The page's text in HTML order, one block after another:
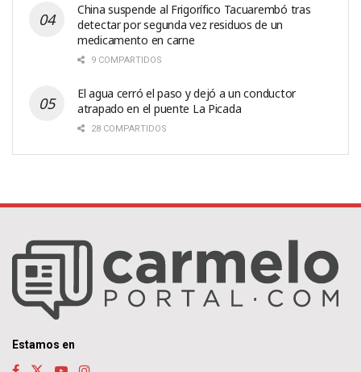
China suspende al Frigorífico Tacuarembó tras
detectar por segunda vez residuos de un
medicamento en carne
9 COMPARTIDOS
El agua cerró el paso y dejó a un conductor
atrapado en el puente La Picada
28 COMPARTIDOS
Estamos en